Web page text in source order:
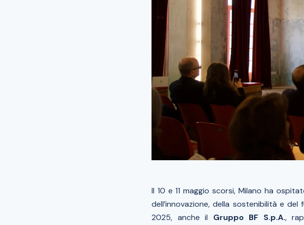
Il 10 e 11 maggio scorsi, Milano ha
dell’innovazione, della sostenibilità e
2025, anche il Gruppo BF S.p.A.,